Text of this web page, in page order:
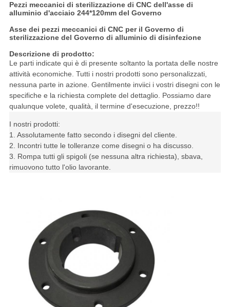
Pezzi meccanici di sterilizzazione di CNC dell'asse di
alluminio d'acciaio 244*120mm del Governo
Asse dei pezzi meccanici di CNC per il Governo di
sterilizzazione del Governo di alluminio di disinfezione
Descrizione di prodotto:
Le parti indicate qui è di presente soltanto la portata delle nostre
attività economiche. Tutti i nostri prodotti sono personalizzati,
nessuna parte in azione. Gentilmente inviici i vostri disegni con le
specifiche e la richiesta complete del dettaglio. Possiamo dare
qualunque volete, qualità, il termine d'esecuzione, prezzo!!
I nostri prodotti:
1. Assolutamente fatto secondo i disegni del cliente.
2. Incontri tutte le tolleranze come disegni o ha discusso.
3. Rompa tutti gli spigoli (se nessuna altra richiesta), sbava,
rimuovono tutto l'olio lavorante.